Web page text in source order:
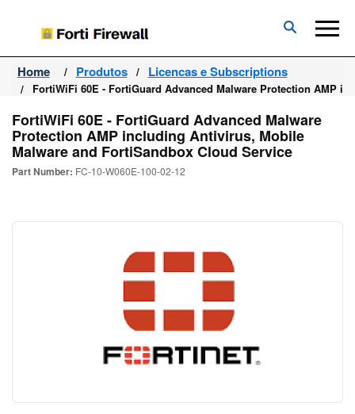
Forti
Firewall
Home Produtos Licencas e Subscriptions
FortiWiFi 60E - FortiGuard Advanced Malware Protection AMP
FortiWiFi 60E - FortiGuard Advanced Malware
Protection AMP including Antivirus, Mobile
Malware and FortiSandbox Cloud Service
Part Number: FC-10-W060E-100-02-12